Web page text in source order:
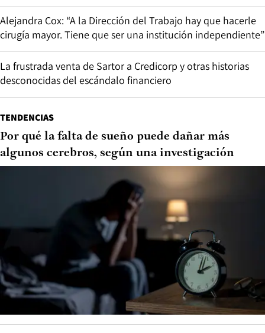
Alejandra Cox: “A la Dirección del Trabajo hay que hacerle
cirugía mayor. Tiene que ser una institución independiente”
La frustrada venta de Sartor a Credicorp y otras historias
desconocidas del escándalo financiero
TENDENCIAS
Por qué la falta de sueño puede dañar más
algunos cerebros, según una investigación